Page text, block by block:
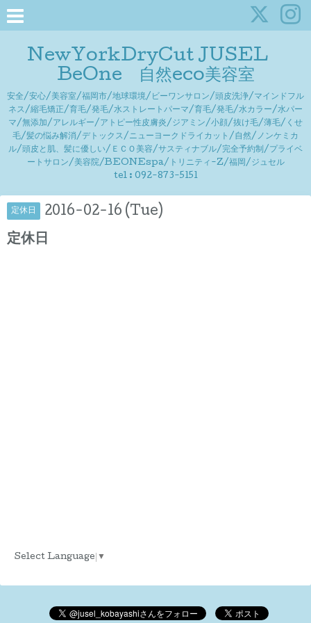
NewYorkDryCut JUSEL
BeOne 自然eco美容室
安全/安心/美容室/福岡市/地球環境/ビーワンサロン/頭皮洗浄/マインドフル
ネス/縮毛矯正/育毛/発毛/水ストレートパーマ/育毛/発毛/水カラー/水パー
マ/無添加/アレルギー/アトピー性皮膚炎/ジアミン/小顔/抜け毛/薄毛/くせ
毛/髪の悩み解消/デトックス/ニューヨークドライカット/自然/ノンケミカ
ル/頭皮と肌、髪に優しい/ＥＣＯ美容/サスティナブル/完全予約制/プライベ
ートサロン/美容院/BEONEspa/トリニティ-Z/福岡/ジュセル
tel : 092-873-5151
定休日 2016-02-16 (Tue)
定休日
Select Language ▼